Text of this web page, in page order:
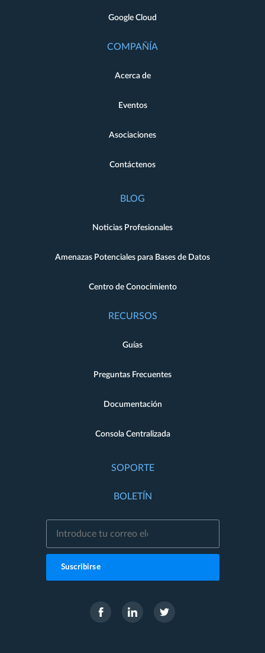
Google Cloud
COMPAÑÍA
Acerca de
Eventos
Asociaciones
Contáctenos
BLOG
Noticias Profesionales
Amenazas Potenciales para Bases de Datos
Centro de Conocimiento
RECURSOS
Guías
Preguntas Frecuentes
Documentación
Consola Centralizada
SOPORTE
BOLETÍN
Suscribirse